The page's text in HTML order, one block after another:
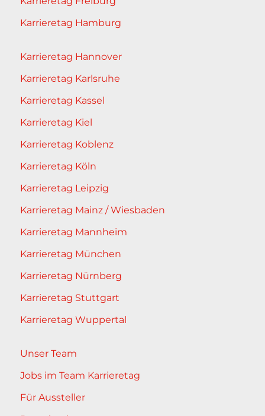
Karrieretag Hamburg
Karrieretag Hannover
Karrieretag Karlsruhe
Karrieretag Kassel
Karrieretag Kiel
Karrieretag Koblenz
Karrieretag Köln
Karrieretag Leipzig
Karrieretag Mainz / Wiesbaden
Karrieretag Mannheim
Karrieretag München
Karrieretag Nürnberg
Karrieretag Stuttgart
Karrieretag Wuppertal
Unser Team
Jobs im Team Karrieretag
Für Aussteller